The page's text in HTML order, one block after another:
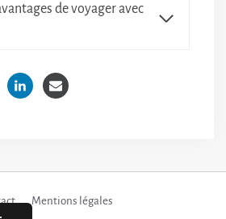
de voyager avec
Mentions légales